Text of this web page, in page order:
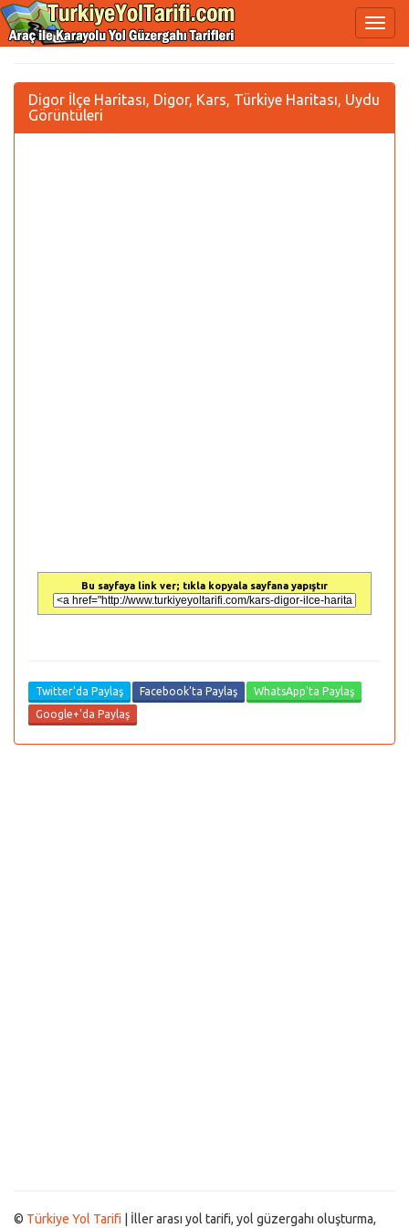
Digor İlçe Haritası, Digor, Kars, Türkiye Haritası, Uydu
Görüntüleri
Bu sayfaya link ver; tıkla kopyala sayfana yapıştır
Twitter'da Paylaş Facebook'ta Paylaş
WhatsApp'ta Paylaş
Google+'da Paylaş
© Türkiye Yol Tarifi | İller arası yol tarifi, yol güzergahı oluşturma,